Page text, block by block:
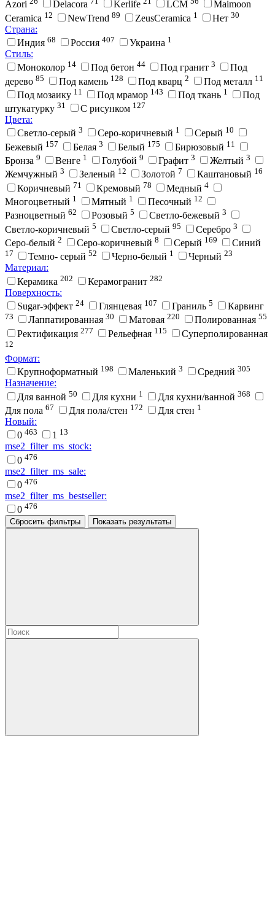
Azori Delacora Kerlife LCM
Maimoon
Ceramica 12 NewTrend 89 ZeusCeramica 1 Нет 30
Страна:
Индия 68 Россия 407 Украина 1
Стиль:
Моноколор 14 Под бетон 44 Под гранит 3
Под
дерево 85 Под камень 128 Под кварц 2 Под металл 11
Под мозаику 11 Под мрамор 143 Под ткань 1
Под
штукатурку 31 С рисунком 127
Цвета:
Cветло-серый 3 Cеро-коричневый 1 Cерый 10
Бежевый 157 Белая 3 Белый 175 Бирюзовый 11
Бронза 9 Венге 1 Голубой 9 Графит 3 Желтый 3
Жемчужный 3 Зеленый 12 Золотой 7 Каштановый 16
Коричневый 71 Кремовый 78 Медный 4
Многоцветный 1 Мятный 1 Песочный 12
Разноцветный 62 Розовый 5 Светло-бежевый 3
Светло-коричневый 5 Светло-серый 95 Серебро 3
Серо-белый 2 Серо-коричневый 8 Серый 169 Синий
17 Темно- серый 52 Черно-белый 1 Черный 23
Материал:
Керамика 202 Керамогранит 282
Поверхность:
Sugar-эффект 24 Глянцевая 107 Граниль 5 Карвинг
73 Лаппатированная 30 Матовая 220 Полированная 55
Ректификация 277 Рельефная 115 Суперполированная
12
Формат:
Крупноформатный 198 Маленький 3 Средний 305
Назначение:
Для ванной 50 Для кухни 1 Для кухни/ванной 368
Для пола 67 Для пола/стен 172 Для стен 1
Новый:
0 463 1 13
mse2_filter_ms_stock:
0 476
mse2_filter_ms_sale:
0 476
mse2_filter_ms_bestseller:
0 476
Сбросить фильтры
Показать результаты